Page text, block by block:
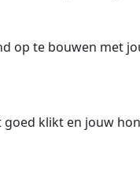
op te bouwen met
klikt en jouw